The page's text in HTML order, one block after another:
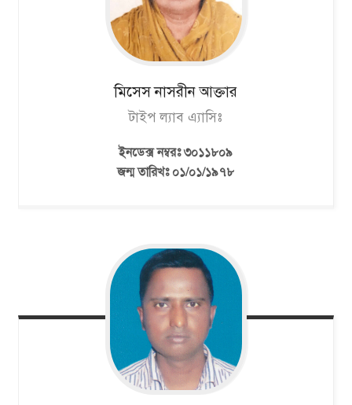
মিসেস নাসরীনআক্তার
টাইপ ল্যাব এ্যাসিঃ
ইনডেক্স নম্বরঃ ৩০১১৮০৯
জন্ম তারিখঃ ০১/০১/১৯৭৮